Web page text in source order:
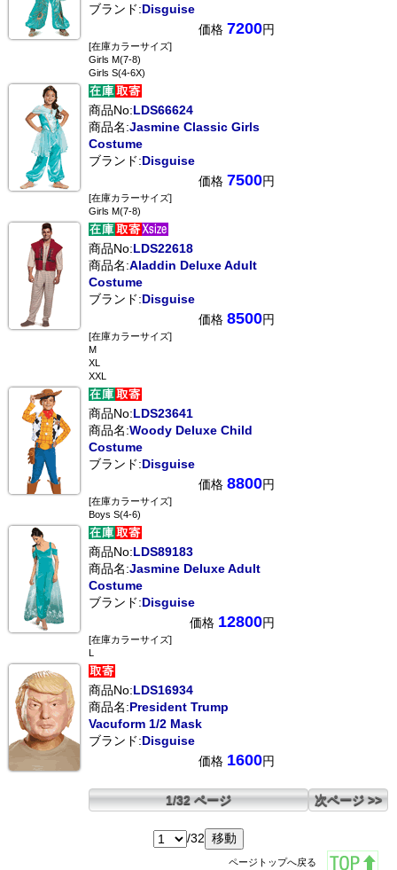
ブランド:Disguise
価格 7200円
[在庫カラーサイズ]
Girls M(7-8)
Girls S(4-6X)
商品No:LDS66624
商品名:Jasmine Classic Girls
Costume
ブランド:Disguise
価格 7500円
[在庫カラーサイズ]
Girls M(7-8)
商品No:LDS22618
商品名:Aladdin Deluxe Adult
Costume
ブランド:Disguise
価格 8500円
[在庫カラーサイズ]
M
XL
XXL
商品No:LDS23641
商品名:Woody Deluxe Child
Costume
ブランド:Disguise
価格 8800円
[在庫カラーサイズ]
Boys S(4-6)
商品No:LDS89183
商品名:Jasmine Deluxe Adult
Costume
ブランド:Disguise
価格 12800円
[在庫カラーサイズ]
L
商品No:LDS16934
商品名:President Trump
Vacuform 1/2 Mask
ブランド:Disguise
価格 1600円
1/32 ページ 次ページ >>
/32
ページトップへ戻る